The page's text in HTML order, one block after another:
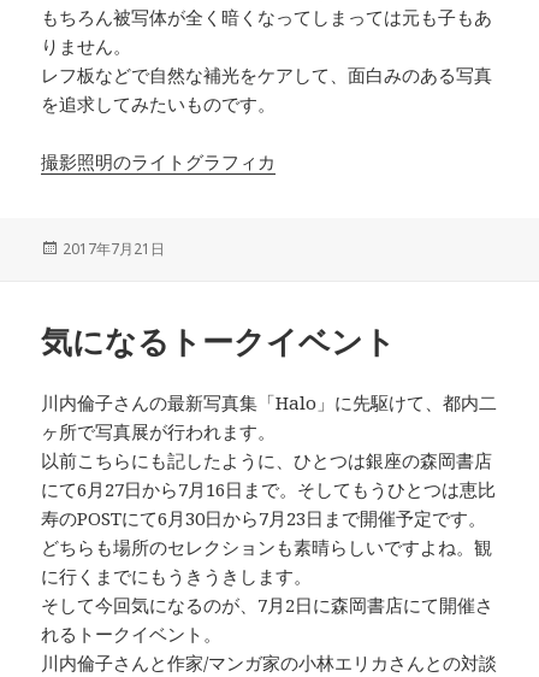
もちろん被写体が全く暗くなってしまっては元も子もあ
りません。
レフ板などで自然な補光をケアして、面白みのある写真
を追求してみたいものです。
撮影照明のライトグラフィカ
投
2017年7月21日
気になるトークイベント
川内倫子さんの最新写真集「Halo」に先駆けて、都内二
ヶ所で写真展が行われます。
以前こちらにも記したように、ひとつは銀座の森岡書店
にて6月27日から7月16日まで。そしてもうひとつは恵比
寿のPOSTにて6月30日から7月23日まで開催予定です。
どちらも場所のセレクションも素晴らしいですよね。観
に行くまでにもうきうきします。
そして今回気になるのが、7月2日に森岡書店にて開催さ
れるトークイベント。
川内倫子さんと作家/マンガ家の小林エリカさんとの対談